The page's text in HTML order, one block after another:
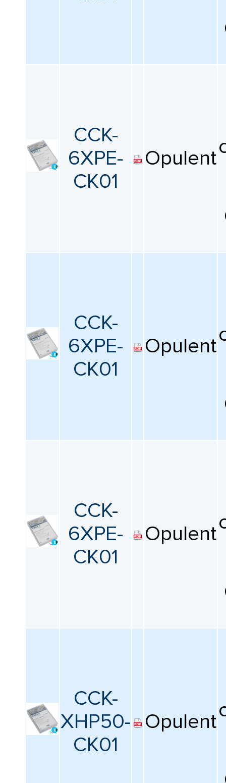
CCK-
6XPE-
CK01
Opulent
CCK-
6XPE-
CK01
Opulent
CCK-
6XPE-
CK01
Opulent
CCK-
XHP50-
CK01
Opulent